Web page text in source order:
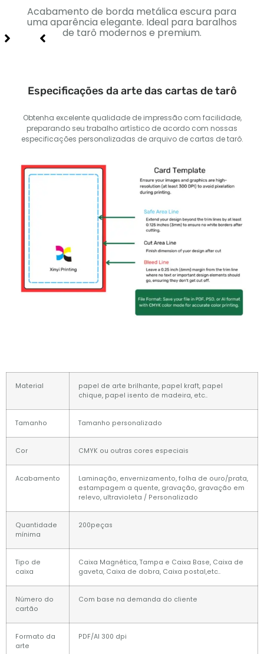
Acabamento de borda metálica escura para
uma aparência elegante. Ideal para baralhos
de tarô modernos e premium.
Especificações da arte das cartas de tarô
Obtenha excelente qualidade de impressão com facilidade,
preparando seu trabalho artístico de acordo com nossas
especificações personalizadas de arquivo de cartas de tarô.
Material
papel de arte brilhante, papel kraft, papel
chique, papel isento de madeira, etc..
Tamanho Tamanho personalizado
Cor CMYK ou outras cores especiais
Acabamento
Laminação, envernizamento, folha de ouro/prata,
estampagem a quente, gravação, gravação em
relevo, ultravioleta / Personalizado
Quantidade
mínima
200peças
Tipo de
caixa
Caixa Magnética, Tampa e Caixa Base, Caixa de
gaveta, Caixa de dobra, Caixa postal,etc..
Número do
cartão
Com base na demanda do cliente
Formato da
arte
PDF/AI 300 dpi